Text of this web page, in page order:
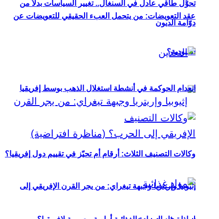
عقد التعويضات: من يتحمل العبء الحقيقي للتعويضات عن
العبودية؟
إثيوبيا وإريتريا وجبهة تيغراي: من يجر القرن الإفريقي إلى
تحوُّل طاقي عادل في السنغال.. تغيير السياسات بدلاً من
دوّامة الديون
انعدام الحوكمة في أنشطة استغلال الذهب بوسط إفريقيا
وكالات التصنيف الثلاث: أرقام أم تحيّز في تقييم دول إفريقيا؟